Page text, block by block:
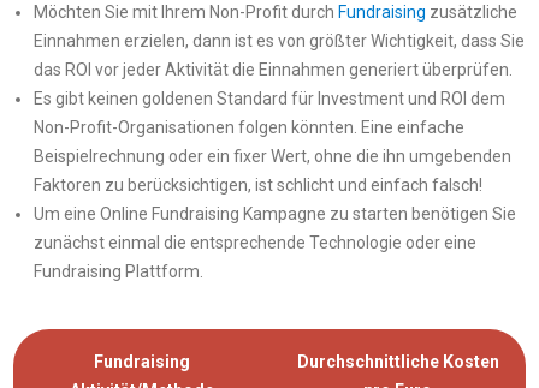
Möchten Sie mit Ihrem Non-Profit durch Fundraising zusätzliche
Einnahmen erzielen, dann ist es von größter Wichtigkeit, dass Sie
das ROI vor jeder Aktivität die Einnahmen generiert überprüfen.
Es gibt keinen goldenen Standard für Investment und ROI dem
Non-Profit-Organisationen folgen könnten. Eine einfache
Beispielrechnung oder ein fixer Wert, ohne die ihn umgebenden
Faktoren zu berücksichtigen, ist schlicht und einfach falsch!
Um eine Online Fundraising Kampagne zu starten benötigen Sie
zunächst einmal die entsprechende Technologie oder eine
Fundraising Plattform.
Fundraising
Durchschnittliche Kosten